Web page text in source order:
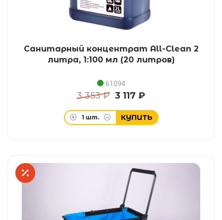
Санитарный концентрат All-Clean 2
литра, 1:100 мл (20 литров)
61094
3 353 ₽ 3 117 ₽
1 шт. КУПИТЬ